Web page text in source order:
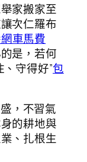
家搬家至
次仁羅布
車馬費
是，若何
守得好”包
，不習氣
的耕地與
、扎根生